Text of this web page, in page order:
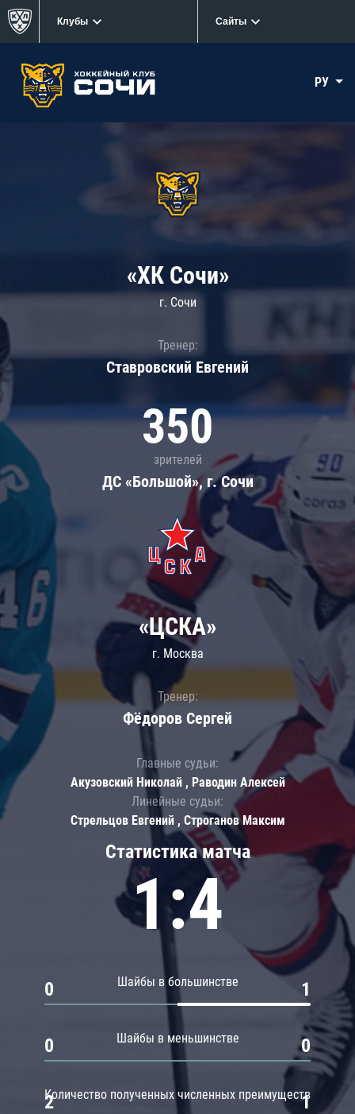
Клубы Сайты
РУ
«ХК Сочи»
г. Сочи
Тренер:
Ставровский Евгений
350
зрителей
ДС «Большой», г. Сочи
Статистика матча
1:4
Шайбы в большинстве
0 1
Шайбы в меньшинстве
0 0
Количество полученных численных преимуществ
2 1
«ЦСКА»
г. Москва
Тренер:
Фёдоров Сергей
Главные судьи:
Акузовский Николай , Раводин Алексей
Линейные судьи:
Стрельцов Евгений , Строганов Максим